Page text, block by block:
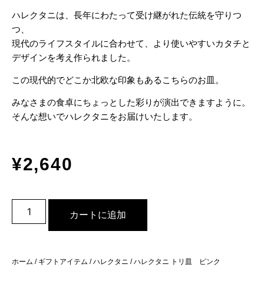
ハレクタニは、長年にわたって受け継がれた伝統を守りつ
つ、
現代のライフスタイルに合わせて、より使いやすいカタチと
デザインを考え作られました。
この現代的でどこか北欧な印象もあるこちらのお皿。
みなさまの食卓にちょっとした彩りが演出できますように。
そんな想いでハレクタニをお届けいたします。
¥2,640
カートに追加
ホーム / ギフトアイテム /ハレクタニ / ハレクタニ トリ皿 ピンク